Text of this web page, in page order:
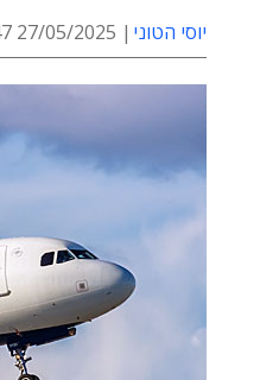
יוסי הטוני 27/05/2025 12:47